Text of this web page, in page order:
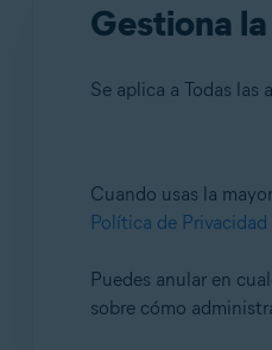
Gestiona
Se aplica a Todas las
Productos:
Todas las
Sistemas
Todas las
Cuando usas la
Política de Privacidad
Puedes anular en
sobre cómo